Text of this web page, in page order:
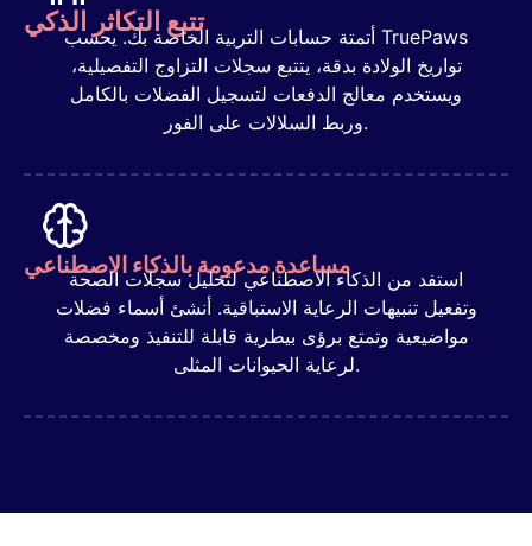
تتبع التكاثر الذكي
أتمتة حسابات التربية الخاصة بك. يحسب TruePaws
تواريخ الولادة بدقة، يتتبع سجلات التزاوج التفصيلية،
ويستخدم معالج الدفعات لتسجيل الفضلات بالكامل
وربط السلالات على الفور.
استفد من الذكاء الاصطناعي لتحليل سجلات الصحة
وتفعيل تنبيهات الرعاية الاستباقية. أنشئ أسماء فضلات
مواضيعية وتمتع برؤى بيطرية قابلة للتنفيذ ومخصصة
لرعاية الحيوانات المثلى.